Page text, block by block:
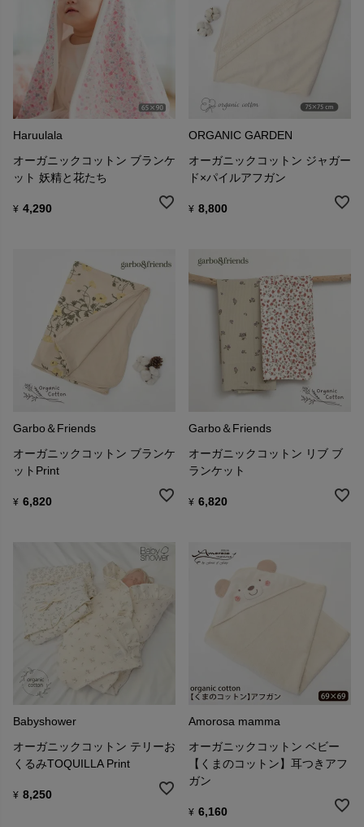
Haruulala
オーガニックコットン ブランケ
ット 妖精と花たち
¥ 4,290
ORGANIC GARDEN
オーガニックコットン ジャガー
ド×パイルアフガン
¥ 8,800
Garbo＆Friends
オーガニックコットン ブランケ
ットPrint
¥ 6,820
Garbo＆Friends
オーガニックコットン リブ ブ
ランケット
¥ 6,820
Babyshower
オーガニックコットン テリーお
くるみTOQUILLA Print
¥ 8,250
Amorosa mamma
オーガニックコットン ベビー
【くまのコットン】耳つきアフ
ガン
¥ 6,160